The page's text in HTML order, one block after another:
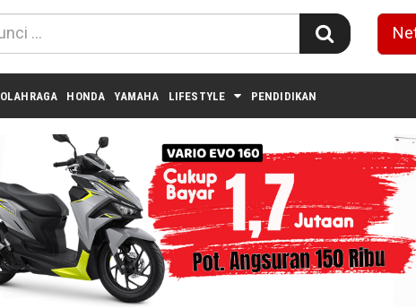
OLAHRAGA HONDA YAMAHA LIFESTYLE PENDIDIKAN